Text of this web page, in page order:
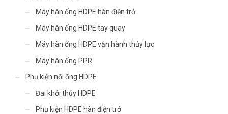
Máy hàn ống HDPE hàn điện trở
Máy hàn ống HDPE tay quay
Máy hàn ống HDPE vận hành thủy lực
Máy hàn ống PPR
Phụ kiện nối ống HDPE
Đai khởi thủy HDPE
Phụ kiện HDPE hàn điện trở